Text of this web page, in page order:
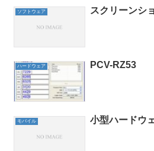
ソフトウェア スクリーンシ
ハードウェア PCV-RZ53
モバイル 小型ハードウ